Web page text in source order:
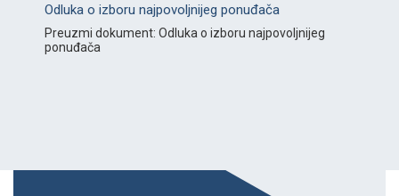
Odluka o izboru najpovoljnijeg ponuđača
Preuzmi dokument: Odluka o izboru najpovoljnijeg
ponuđača